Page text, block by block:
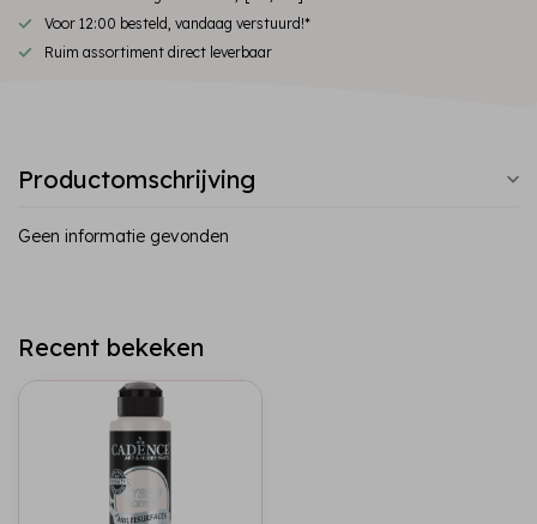
Voor 12:00 besteld, vandaag verstuurd!*
Ruim assortiment direct leverbaar
Productomschrijving
Geen informatie gevonden
Recent bekeken